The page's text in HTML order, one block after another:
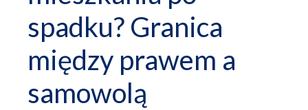
spadku? Granica
między prawem a
samowolą